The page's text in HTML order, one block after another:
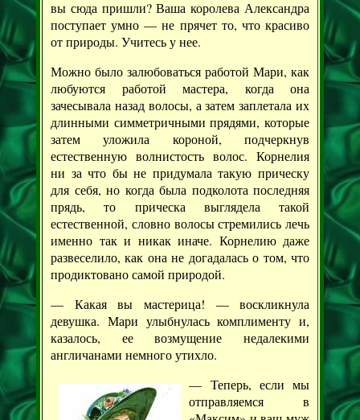
вы сюда пришли? Ваша королева Александра
поступает умно — не прячет то, что красиво
от природы. Учитесь у нее.
Можно было залюбоваться работой Мари, как
любуются работой мастера, когда она
зачесывала назад волосы, а затем заплетала их
длинными симметричными прядями, которые
затем уложила короной, подчеркнув
естественную волнистость волос. Корнелия
ни за что бы не придумала такую прическу
для себя, но когда была подколота последняя
прядь, то прическа выглядела такой
естественной, словно волосы стремились лечь
именно так и никак иначе. Корнелию даже
развеселило, как она не догадалась о том, что
продиктовано самой природой.
— Какая вы мастерица! — воскликнула
девушка. Мари улыбнулась комплименту и,
казалось, ее возмущение недалекими
англичанами немного утихло.
— Теперь, если мы
отправляемся в